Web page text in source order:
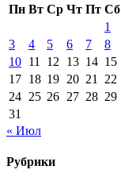
Пн Вт Ср Чт Пт Сб
1
3
4 5 6 7 8
10 11 12 13 14 15
17 18 19 20 21 22
24 25 26 27 28 29
31
« Июл
Рубрики